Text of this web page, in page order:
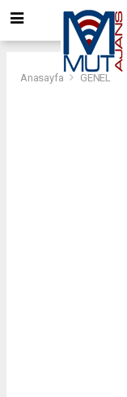
Anasayfa GENEL